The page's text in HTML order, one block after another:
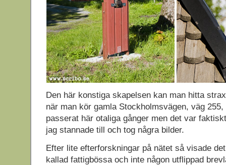
Den här konstiga skapelsen kan man hitta
när man kör gamla Stockholmsvägen, väg
passerat här otaliga gånger men det var
jag stannade till och tog några bilder.
Efter lite efterforskningar på nätet så visade
kallad fattigbössa och inte någon utflippad